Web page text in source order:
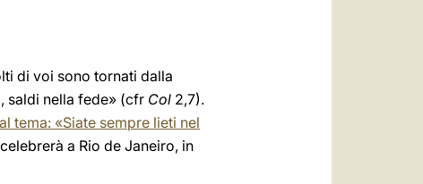
di voi sono tornati dalla
saldi nella fede» (cfr Col 2,7).
tema: «Siate sempre lieti nel
a Rio de Janeiro, in